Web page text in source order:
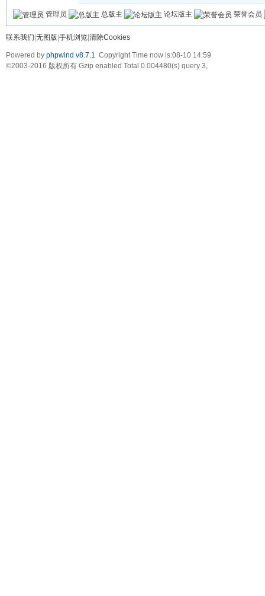
管理员 总版主 论坛版主 荣誉会员
联系我们 无图版 手机浏览 清除Cookies
Powered by phpwind v8.7.1 Copyright Time now is:08-10 14:59
©2003-2016 版权所有 Gzip enabled Total 0.004480(s) query 3,